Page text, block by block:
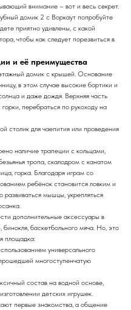
внимание – вот и весь секрет.
домик 2 с Воркаут попробуйте
приятно удивлены, с какой
чтобы как следует порезвиться в
и её преимущества
домик с крышей. Основание
в этом случае высокие бортики и
и даже дождя. Верхняя часть
перебраться по рукоходу на
столик для чаепития или проведения
наличие трапеции с кольцами,
тропа, скалодром с канатом
горка. Благодаря играм со
ребёнок становится ловким и
мышцы, укрепляться
дополнительные аксессуары в
баскетбольного мяча. Но, это
площадка:
универсального
многоступенчатую
состав на водной основе,
детских игрушек.
первые знакомства, а общение